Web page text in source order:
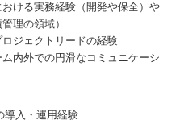
ける実務経験（開発や保全）や
理の領域）
ジェクトリードの経験
内外での円滑なコミュニケーシ
導入・運用経験